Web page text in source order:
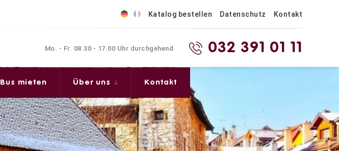
Katalog bestellen Datenschutz Kontakt
Mo. - Fr. 08.30 - 17.00 Uhr durchgehend 032 391 01 11
Bus mieten Über uns Kontakt